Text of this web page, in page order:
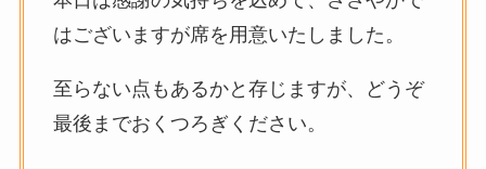
はございますが席を用意いたしました。
至らない点もあるかと存じますが、どうぞ
最後までおくつろぎください。